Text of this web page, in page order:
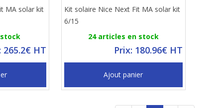
MA solar kit
265.2€ HT
Kit solaire Nice Next Fit MA solar kit
6/15
24 articles en stock
Prix: 180.96€ HT
Ajout panier